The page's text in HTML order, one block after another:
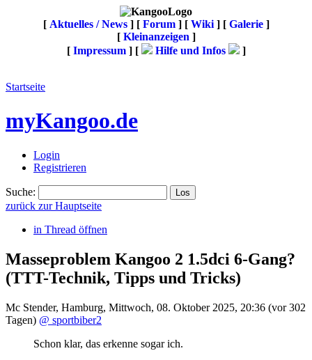
[ Aktuelles / News] [ Forum] [ Wiki] [ Galerie]
[ Kleinanzeigen ]
[ Impressum] [ Hilfe und Infos ]
Startseite
myKangoo.de
Login
Registrieren
Suche:
zurück zur Hauptseite
in Thread öffnen
Masseproblem Kangoo 2 1.5dci 6-Gang?
(TTT-Technik, Tipps und Tricks)
Mc Stender, Hamburg, Mittwoch, 08. Oktober 2025, 20:36 (vor 302
Tagen) @ sportbiber2
Schon klar, das erkenne sogar ich.